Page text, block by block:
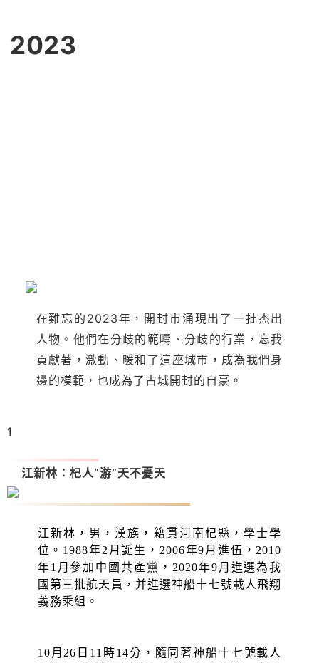
2023
在難忘的2023年，開封市涌現出了一批杰出
人物。他們在分歧的範疇、分歧的行業，忘我
貢獻著，激動、暖和了這座城市，成為我們身
邊的模範，也成為了古城開封的自豪。‍
1
江新林： 杞人“游”天不憂天
江新林，男，漢族，籍貫河南杞縣，學士學
位。1988年2月誕生，2006年9月進伍，2010
年1月參加中國共產黨，2020年9月進選為我
國第三批航天員，并進選神船十七號載人飛翔
義務乘組。
10月26日11時14分，隨同著神船十七號載人